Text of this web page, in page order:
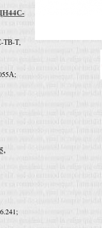
ТВ-Т,